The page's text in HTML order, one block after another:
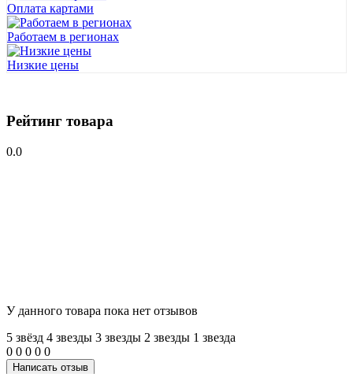
Оплата картами
Работаем в регионах
Низкие цены
Рейтинг товара
0.0
У данного товара пока нет отзывов
5 звёзд 4 звeзды 3 звeзды 2 звeзды 1 звeзда
0 0 0 0 0
Написать отзыв